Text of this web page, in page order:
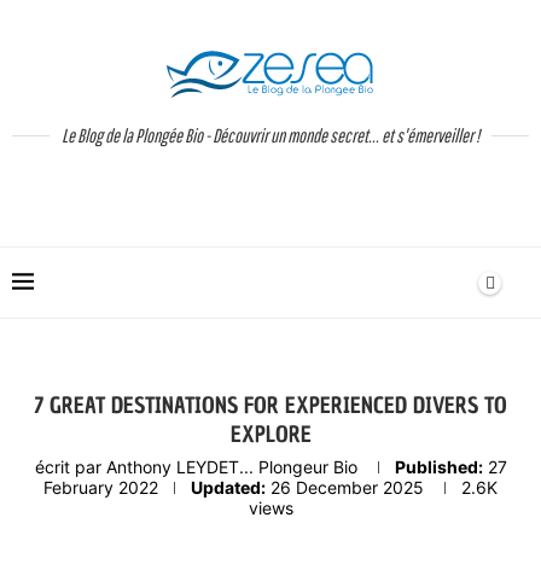
Le Blog de la Plongée Bio - Découvrir un monde secret... et s'émerveiller !
7 GREAT DESTINATIONS FOR EXPERIENCED DIVERS TO
EXPLORE
écrit par Anthony LEYDET... Plongeur Bio Published: 27
February 2022
Updated: 26 December 2025
2.6K
views